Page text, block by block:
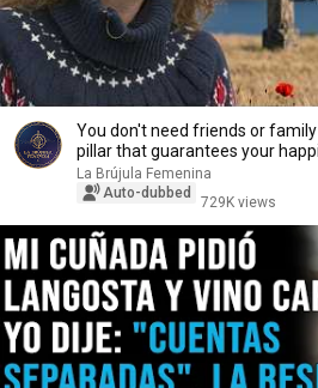
You don't need friends or
pillar that guarantees your
La Brújula Femenina
Auto-dubbed
729K views